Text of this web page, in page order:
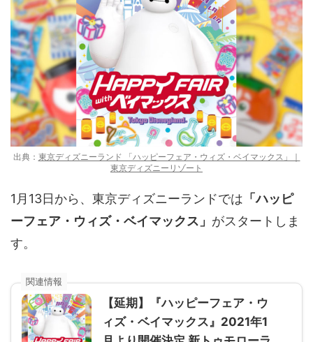
出典： 東京ディズニーランド 「ハッピーフェア・ウィズ・ベイマックス」｜
東京ディズニーリゾート
1月13日から、東京ディズニーランドでは 「ハッピ
ーフェア・ウィズ・ベイマックス」 がスタートしま
す。
【延期】『ハッピーフェア・ウ
ィズ・ベイマックス』2021年1